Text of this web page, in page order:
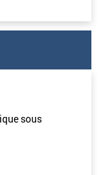
sous